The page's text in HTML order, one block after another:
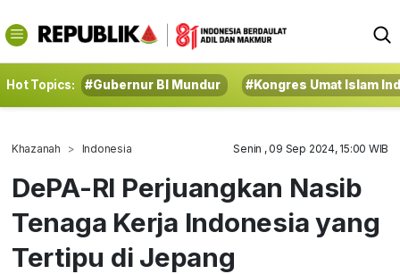
Hot Topics: #Gubernur BI Mundur #Kongres Umat Islam
Khazanah Indonesia Senin , 09 Sep 2024, 15:00 WIB
DePA-RI Perjuangkan Nasib
Tenaga Kerja Indonesia yang
Tertipu di Jepang